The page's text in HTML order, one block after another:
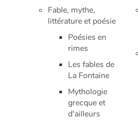
Contes d'ici et d'ailleurs
Fable, mythe, littérature et poésie
Princesses et princes, rois, reines
Fable, mythe,
littérature et poésie
Poésies en
rimes
Les fables de
La Fontaine
Mythologie
grecque et
d'ailleurs